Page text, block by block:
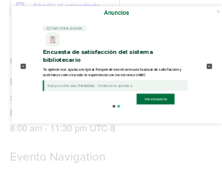
Añadir al calendario
DETALLES
Fecha:
abril 29, 2024
Hora:
8:00 am - 11:30 pm UTC-8
Evento Navigation
Anuncios
⏲ PARTICIPA AHORA
Encuesta de satisfacción del sistema
bibliotecario
Tu opinión nos ayuda a mejorar. Responde nuestra encuesta anual de satisfacción y
cuéntanos cómo ha sido tu experiencia con los servicios UABC
Tiempo estimado:5 minutos - Totalmente anónima
Ver encuesta